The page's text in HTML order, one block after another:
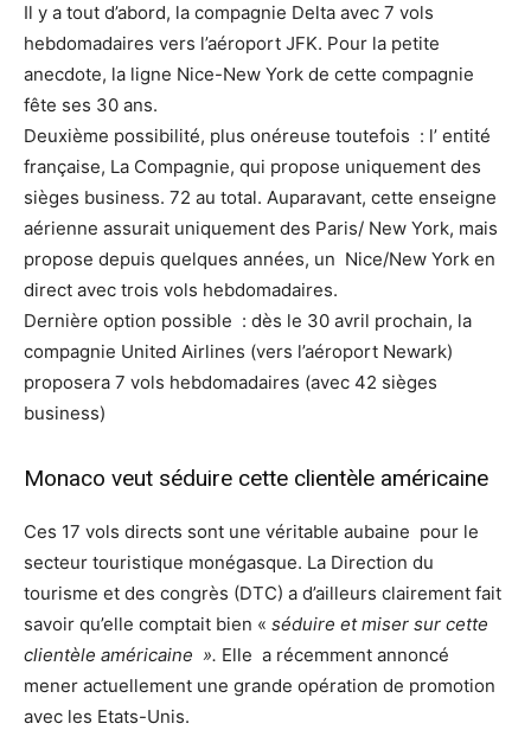
Il y a tout d’abord, la compagnie Delta avec 7 vols
hebdomadaires vers l’aéroport JFK. Pour la petite
anecdote, la ligne Nice-New York de cette compagnie
fête ses 30 ans.
Deuxième possibilité, plus onéreuse toutefois : l’ entité
française, La Compagnie, qui propose uniquement des
sièges business. 72 au total. Auparavant, cette enseigne
aérienne assurait uniquement des Paris/ New York, mais
propose depuis quelques années, un Nice/New York en
direct avec trois vols hebdomadaires.
Dernière option possible : dès le 30 avril prochain, la
compagnie United Airlines (vers l’aéroport Newark)
proposera 7 vols hebdomadaires (avec 42 sièges
business)
Monaco veut séduire cette clientèle américaine
Ces 17 vols directs sont une véritable aubaine pour le
secteur touristique monégasque. La Direction du
tourisme et des congrès (DTC) a d’ailleurs clairement fait
savoir qu’elle comptait bien « séduire et miser sur cette
clientèle américaine ». Elle a récemment annoncé
mener actuellement une grande opération de promotion
avec les Etats-Unis.